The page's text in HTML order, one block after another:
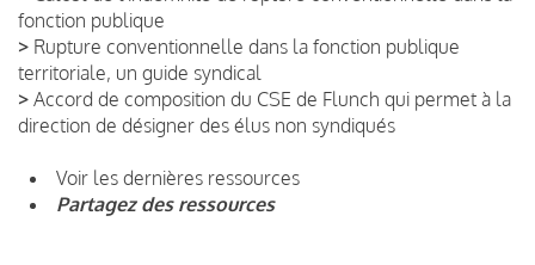
fonction publique
> Rupture conventionnelle dans la fonction publique
territoriale, un guide syndical
> Accord de composition du CSE de Flunch qui permet à la
direction de désigner des élus non syndiqués
Voir les dernières ressources
Partagez des ressources